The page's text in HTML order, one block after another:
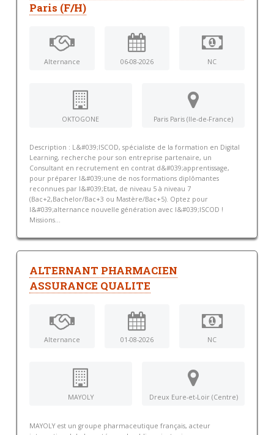
Paris (F/H)
Alternance 06-08-2026 NC
OKTOGONE Paris Paris (Ile-de-France)
Description : L&#039;ISCOD, spécialiste de la formation en Digital
Learning, recherche pour son entreprise partenaire, un
Consultant en recrutement en contrat d&#039;apprentissage,
pour préparer l&#039;une de nos formations diplômantes
reconnues par l&#039;Etat, de niveau 5 à niveau 7
(Bac+2,Bachelor/Bac+3 ou Mastère/Bac+5). Optez pour
l&#039;alternance nouvelle génération avec l&#039;ISCOD !
Missions...
ALTERNANT PHARMACIEN
ASSURANCE QUALITE
Alternance 01-08-2026 NC
MAYOLY Dreux Eure-et-Loir (Centre)
MAYOLY est un groupe pharmaceutique français, acteur